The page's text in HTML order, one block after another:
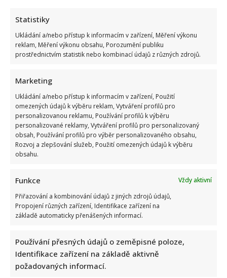
Statistiky
Ukládání a/nebo přístup k informacím v zařízení, Měření výkonu
reklam, Měření výkonu obsahu, Porozumění publiku
prostřednictvím statistik nebo kombinací údajů z různých zdrojů.
Marketing
Ukládání a/nebo přístup k informacím v zařízení, Použití
omezených údajů k výběru reklam, Vytváření profilů pro
personalizovanou reklamu, Používání profilů k výběru
personalizované reklamy, Vytváření profilů pro personalizovaný
obsah, Používání profilů pro výběr personalizovaného obsahu,
Rozvoj a zlepšování služeb, Použití omezených údajů k výběru
obsahu.
Funkce
Vždy aktivní
Přiřazování a kombinování údajů z jiných zdrojů údajů,
Propojení různých zařízení, Identifikace zařízení na
základě automaticky přenášených informací.
Používání přesných údajů o zeměpisné poloze,
Identifikace zařízení na základě aktivně
požadovaných informací.